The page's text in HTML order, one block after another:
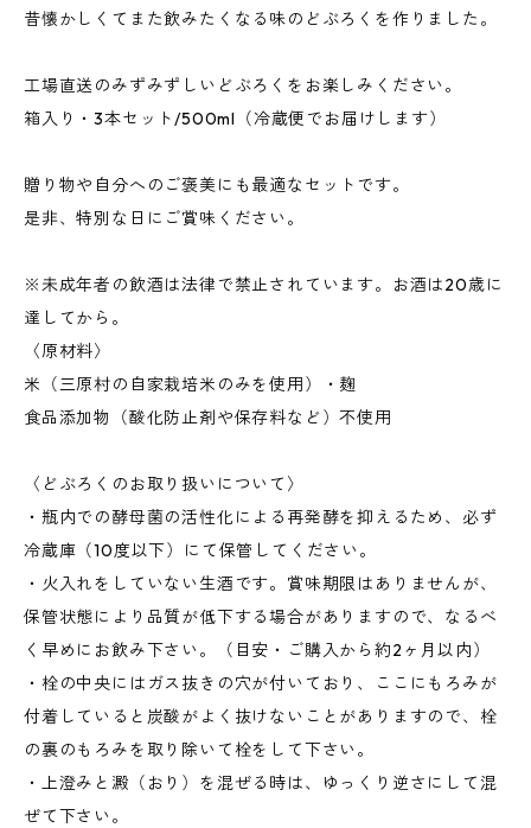
昔懐かしくてまた飲みたくなる味のどぶろくを作りました。
工場直送のみずみずしいどぶろくをお楽しみください。
箱入り・3本セット/500ml（冷蔵便でお届けします）
贈り物や自分へのご褒美にも最適なセットです。
是非、特別な日にご賞味ください。
※未成年者の飲酒は法律で禁止されています。お酒は20歳に
達してから。
〈原材料〉
米（三原村の自家栽培米のみを使用）・麹
食品添加物（酸化防止剤や保存料など）不使用
〈どぶろくのお取り扱いについて〉
・瓶内での酵母菌の活性化による再発酵を抑えるため、必ず
冷蔵庫（10度以下）にて保管してください。
・火入れをしていない生酒です。賞味期限はありませんが、
保管状態により品質が低下する場合がありますので、なるべ
く早めにお飲み下さい。（目安・ご購入から約2ヶ月以内）
・栓の中央にはガス抜きの穴が付いており、ここにもろみが
付着していると炭酸がよく抜けないことがありますので、栓
の裏のもろみを取り除いて栓をして下さい。
・上澄みと澱（おり）を混ぜる時は、ゆっくり逆さにして混
ぜて下さい。